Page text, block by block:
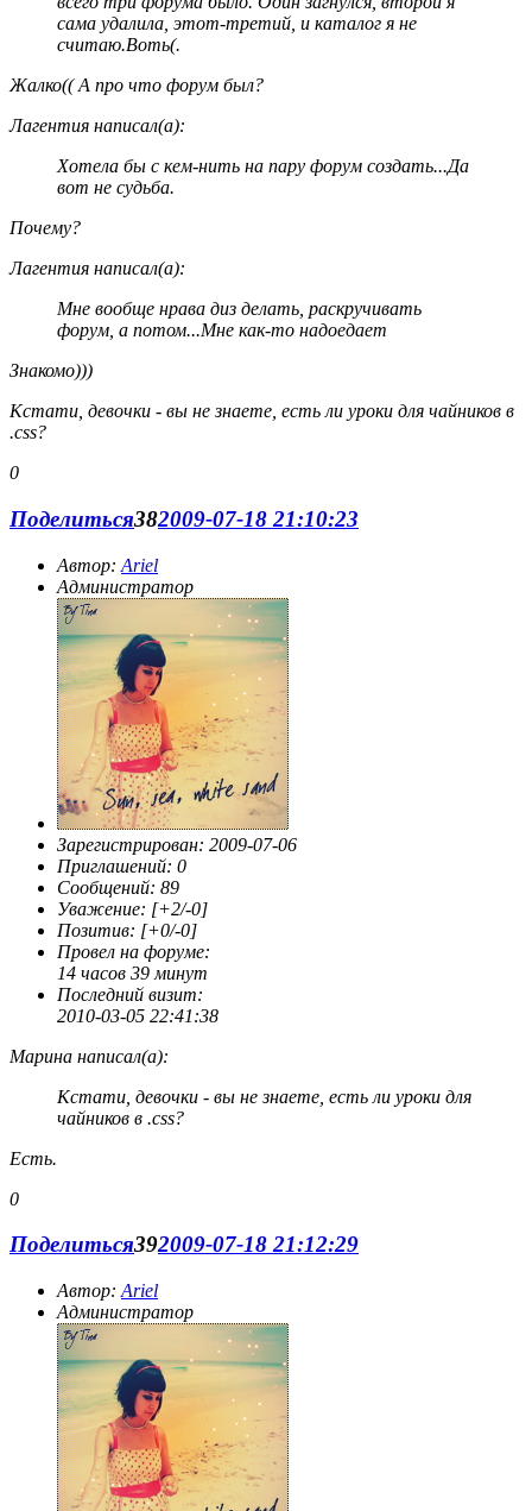
сама удалила, этот-третий, и каталог я не
считаю.Воть(.
Жалко(( А про что форум был?
Лагентия написал(а):
Хотела бы с кем-нить на пару форум создать...Да
вот не судьба.
Почему?
Лагентия написал(а):
Мне вообще нрава диз делать, раскручивать
форум, а потом...Мне как-то надоедает
Знакомо)))
Кстати, девочки - вы не знаете, есть ли уроки для чайников в
.css?
0
Поделиться382009-07-18 21:10:23
Автор: Ariel
Администратор
Зарегистрирован: 2009-07-06
Приглашений: 0
Сообщений: 89
Уважение: [+2/-0]
Позитив: [+0/-0]
Провел на форуме:
14 часов 39 минут
Последний визит:
2010-03-05 22:41:38
Марина написал(а):
Кстати, девочки - вы не знаете, есть ли уроки для
чайников в .css?
Есть.
0
Поделиться392009-07-18 21:12:29
Автор: Ariel
Администратор